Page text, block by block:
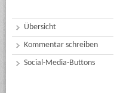
Übersicht
Kommentar schreiben
Social-Media-Buttons